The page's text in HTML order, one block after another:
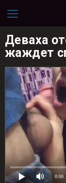
Деваха
жаждет
0:00